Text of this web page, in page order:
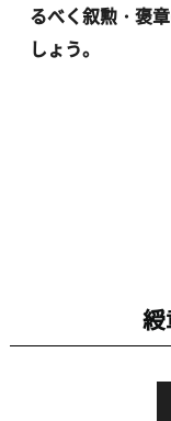
るべく叙勲・褒
しょう。